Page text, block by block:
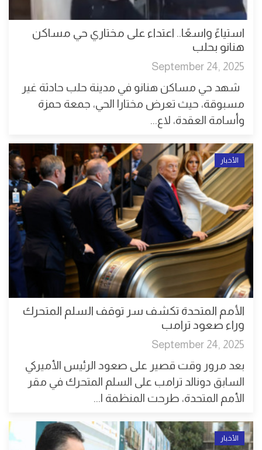
استياءً واسعًا.. اعتداء على مختاري حي مساكن
هنانو بحلب
September 24, 2025
شهد حي مساكن هنانو في مدينة حلب حادثة غير
مسبوقة، حيث تعرض مختارا الحي، جمعة حمزة
وأسامة العقدة، لاع...
الأخبار
الأمم المتحدة تكشف سر توقف السلم المتحرك
وراء صعود ترامب
September 24, 2025
بعد مرور وقت قصير على صعود الرئيس الأميركي
السابق دونالد ترامب على السلم المتحرك في مقر
الأمم المتحدة، طرحت المنظمة ا...
الأخبار